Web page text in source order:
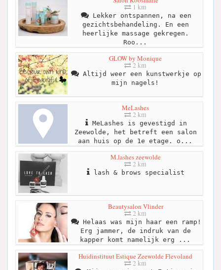
1 km
Lekker ontspannen, na een
gezichtsbehandeling. En een
heerlijke massage gekregen.
Roo...
GLOW by Monique
2 km
Altijd weer een kunstwerkje op
mijn nagels!
MeLashes
2 km
MeLashes is gevestigd in
Zeewolde, het betreft een salon
aan huis op de 1e etage. o...
M.lashes zeewolde
2 km
lash & brows specialist
Beautysalon Vlinder
2 km
Helaas was mijn haar een ramp!
Erg jammer, de indruk van de
kapper komt namelijk erg ...
Huidinstituut Estique Zeewolde Flevoland
2 km